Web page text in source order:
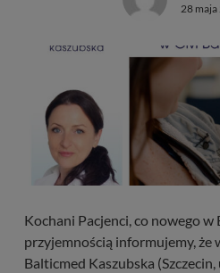
28
Kochani Pacjenci, co nowego w
przyjemnością informujemy, że
Balticmed Kaszubska